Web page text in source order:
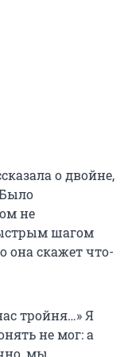
о двойне,
не
шагом
она скажет что-
тройня…» Я
не мог: а
мы